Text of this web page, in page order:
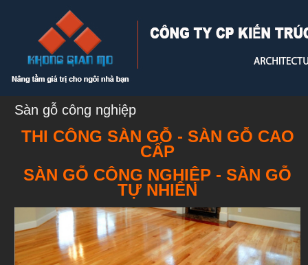
Sàn gỗ công nghiệp
THI CÔNG SÀN GỖ - SÀN GỖ CAO
CẤP
SÀN GỖ CÔNG NGHIỆP - SÀN GỖ
TỰ NHIÊN